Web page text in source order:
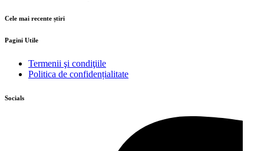
Cele mai recente știri
Pagini Utile
Termenii şi condiţiile
Politica de confidențialitate
Socials